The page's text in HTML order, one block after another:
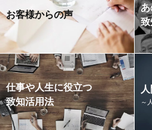
お客様からの声
仕事や人生に役立つ
致知活用法
～